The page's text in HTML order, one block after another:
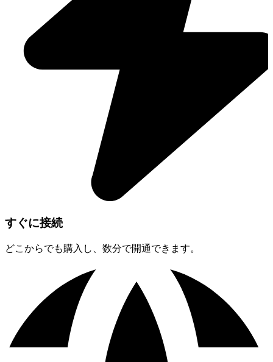
すぐに接続
どこからでも購入し、数分で開通できます。